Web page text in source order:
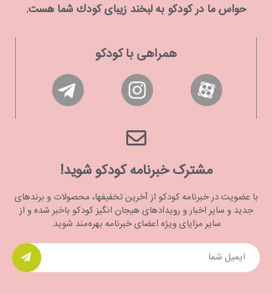
حواس ما در كودكو به لبخند زیبای كودك شما هست.
همراهی با کودکو
مشترک خبرنامه کودکو شوید!
با عضویت در خبرنامه کودکو از آخرین تخفیفها، محصولات و برندهای
جدید و سایر اخبار و رویدادهای هیجان انگیز کودکو باخبر شده و از
سایر مزایای ویژه اعضای خبرنامه بهره‌مند شوید.